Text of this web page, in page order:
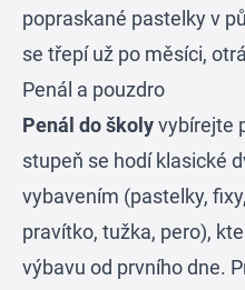
popraskané pastelky v
se třepí už po měsíci,
Penál a pouzdro
Penál do školyvybírejte
stupeň se hodí klasické
vybavením (pastelky,
pravítko, tužka, pero),
výbavu od prvního dne.